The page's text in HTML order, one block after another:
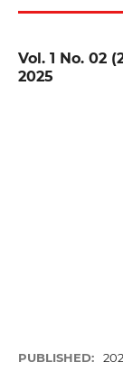
Vol. 1 No. 02
2025
PUBLISHED: